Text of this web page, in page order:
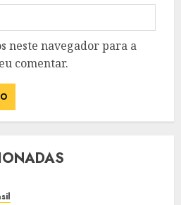
neste navegador para a
comentar.